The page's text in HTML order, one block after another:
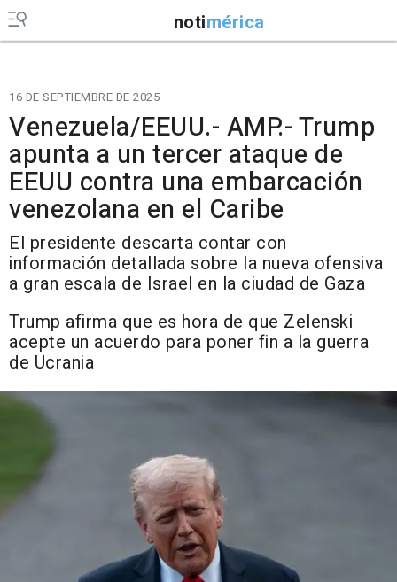
notimérica
16 DE SEPTIEMBRE DE 2025
Venezuela/EEUU.- AMP.- Trump
apunta a un tercer ataque de
EEUU contra una embarcación
venezolana en el Caribe
El presidente descarta contar con
información detallada sobre la nueva ofensiva
a gran escala de Israel en la ciudad de Gaza
Trump afirma que es hora de que Zelenski
acepte un acuerdo para poner fin a la guerra
de Ucrania